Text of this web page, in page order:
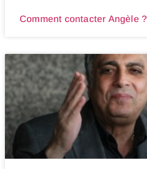
Comment contacter Angèle ?